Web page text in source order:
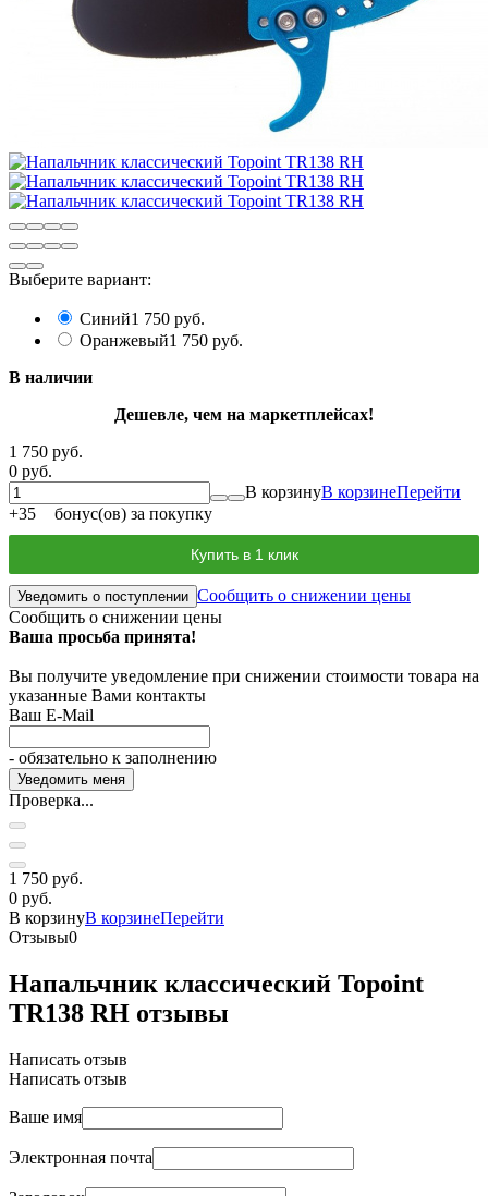
Выберите вариант:
Синий1 750 руб.
Оранжевый1 750 руб.
В наличии
Дешевле, чем на маркетплейсах!
1 750 руб.
0 руб.
В корзинуВ корзинеПерейти
+35 бонус(ов) за покупку
Купить в 1 клик
Уведомить о поступлении Сообщить о снижении цены
Сообщить о снижении цены
Ваша просьба принята!
Вы получите уведомление при снижении стоимости товара на
указанные Вами контакты
Ваш E-Mail
- обязательно к заполнению
Проверка...
1 750 руб.
0 руб.
В корзинуВ корзинеПерейти
Отзывы0
Напальчник классический Topoint
TR138 RH отзывы
Написать отзыв
Написать отзыв
Ваше имя
Электронная почта